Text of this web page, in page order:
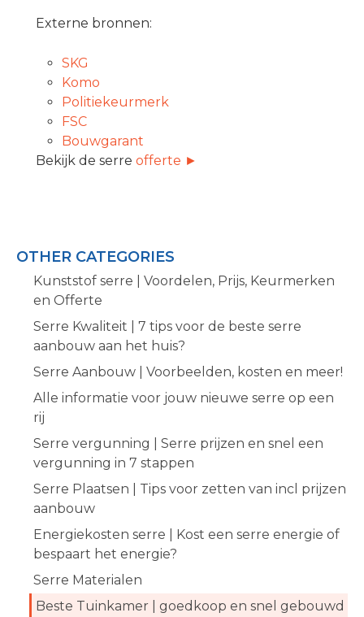
Externe bronnen:
SKG
Komo
Politiekeurmerk
FSC
Bouwgarant
Bekijk de serre offerte ►
OTHER CATEGORIES
Kunststof serre | Voordelen, Prijs, Keurmerken
en Offerte
Serre Kwaliteit | 7 tips voor de beste serre
aanbouw aan het huis?
Serre Aanbouw | Voorbeelden, kosten en meer!
Alle informatie voor jouw nieuwe serre op een
rij
Serre vergunning | Serre prijzen en snel een
vergunning in 7 stappen
Serre Plaatsen | Tips voor zetten van incl prijzen
aanbouw
Energiekosten serre | Kost een serre energie of
bespaart het energie?
Serre Materialen
Beste Tuinkamer | goedkoop en snel gebouwd